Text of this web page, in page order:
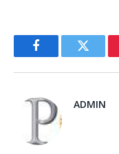
FacebookTwitter
ADMIN